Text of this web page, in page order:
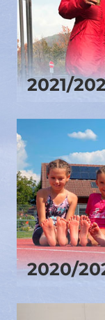
2021/
2020/